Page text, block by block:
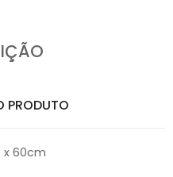
PRODUTO
x 60cm